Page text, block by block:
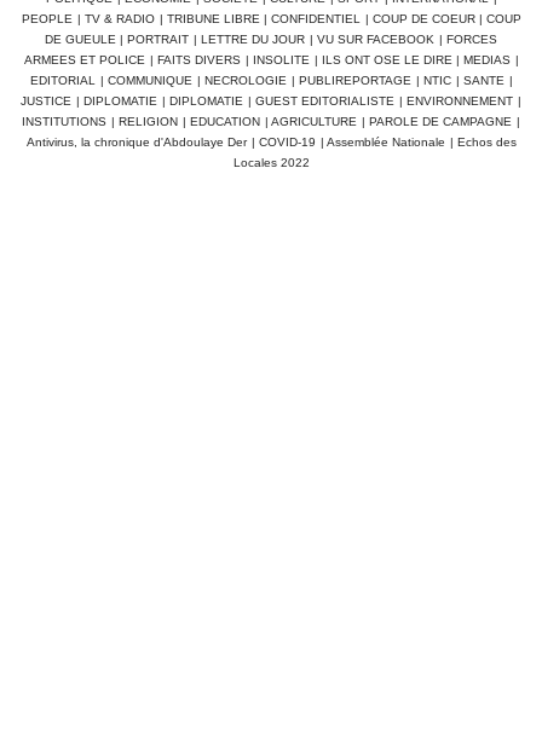
PEOPLE | TV & RADIO | TRIBUNE LIBRE | CONFIDENTIEL | COUP DE COEUR | COUP
DE GUEULE | PORTRAIT | LETTRE DU JOUR | VU SUR FACEBOOK | FORCES
ARMEES ET POLICE | FAITS DIVERS | INSOLITE | ILS ONT OSE LE DIRE | MEDIAS |
EDITORIAL
| COMMUNIQUE | NECROLOGIE | PUBLIREPORTAGE | NTIC | SANTE |
JUSTICE | DIPLOMATIE | DIPLOMATIE | GUEST EDITORIALISTE | ENVIRONNEMENT |
INSTITUTIONS | RELIGION | EDUCATION | AGRICULTURE | PAROLE DE CAMPAGNE |
Antivirus, la chronique d'Abdoulaye Der | COVID-19 | Assemblée Nationale | Echos des
Locales 2022